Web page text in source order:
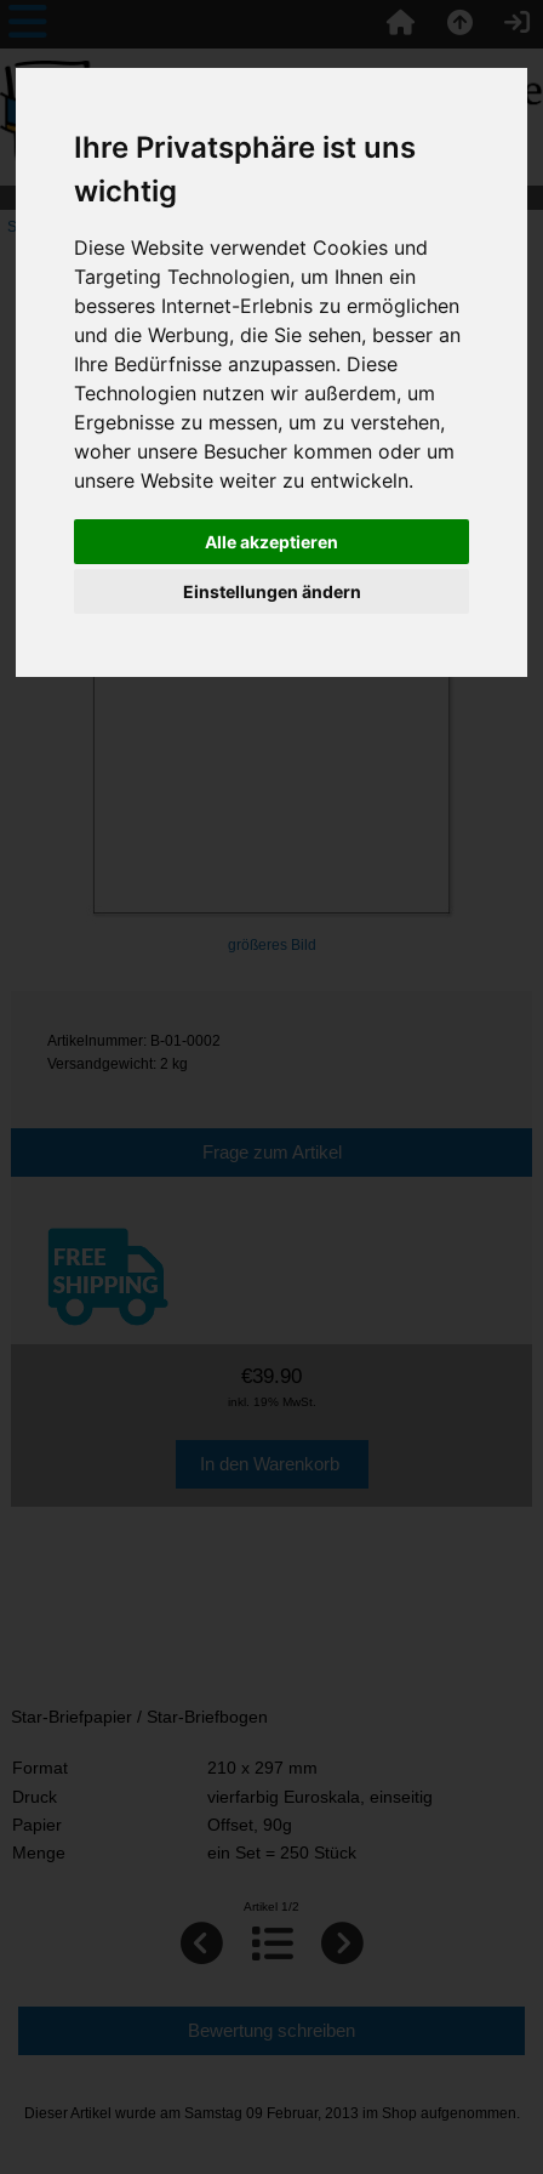
Ihre Privatsphäre ist uns
wichtig
Diese Website verwendet Cookies und
Targeting Technologien, um Ihnen ein
besseres Internet-Erlebnis zu ermöglichen
und die Werbung, die Sie sehen, besser an
Ihre Bedürfnisse anzupassen. Diese
Technologien nutzen wir außerdem, um
Ergebnisse zu messen, um zu verstehen,
woher unsere Besucher kommen oder um
unsere Website weiter zu entwickeln.
Alle akzeptieren
Einstellungen ändern
Startseite
Star-Briefpapier
größeres Bild
Artikelnummer: B-01-0002
Versandgewicht: 2 kg
Frage zum Artikel
€39.90
inkl. 19% MwSt.
Star-Briefpapier / Star-Briefbogen
Format
210 x 297 mm
Druck
vierfarbig Euroskala, einseitig
Papier
Offset, 90g
Menge
ein Set = 250 Stück
Artikel 1/2
Bewertung schreiben
Dieser Artikel wurde am Samstag 09 Februar, 2013 im Shop aufgenommen.